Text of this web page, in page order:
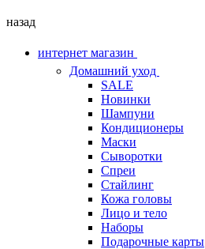
назад
интернет магазин
Домашний уход
SALE
Новинки
Шампуни
Кондиционеры
Маски
Сыворотки
Спреи
Стайлинг
Кожа головы
Лицо и тело
Наборы
Подарочные карты